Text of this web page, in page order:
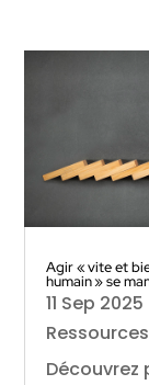
Agir « vite et
humain » se
11 Sep 2025
Découvrez